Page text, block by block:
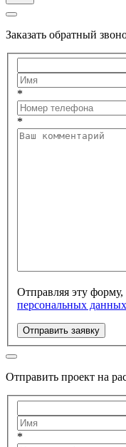
Заказать обратный
*
*
Отправляя эту форму,
персональных данных
Отправить заявку
Отправить проект на
*